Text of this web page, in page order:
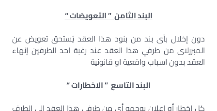
البند الثامن ” التعويضات “
دون إخلال بأى بند من بنود هذا العقد يُستحق تعويض عن
المبررلاى من طرفي هذا العقد عند رغبة احد الطرفين إنهاء
العقد بدون اسباب واقعية او قانونية
البند التاسع ” الاخطارات “
كل اخطار أو اعلان يوجهه أي من طرفي هذا العقد الى الطرف